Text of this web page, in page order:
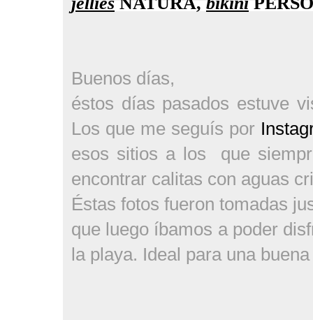
Buenos días,
éstos días pasados estuve
Los que me seguís por
esos sitios a los que
encontrar calitas con aguas
Éstas fotos fueron tomadas
que luego íbamos a poder
la playa. Ideal para una